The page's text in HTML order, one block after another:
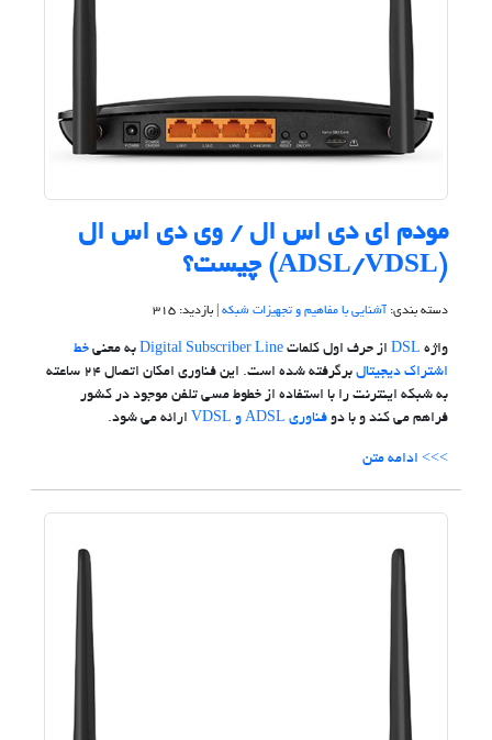
مودم ای دی اس ال / وی دی اس ال
(ADSL/VDSL) چیست؟
دسته بندی: آشنایی با مفاهیم و تجهیزات شبکه | بازدید: 315
واژه DSL از حرف اول کلمات Digital Subscriber Line به معنی خط
اشتراک دیجیتال
برگرفته شده است. این فناوری امکان اتصال 24 ساعته
به شبکه اینترنت را با استفاده از خطوط مسی تلفن موجود در کشور
فراهم می کند و با دو فناوری ADSL و VDSL ارائه می شود.
>>> ادامه متن